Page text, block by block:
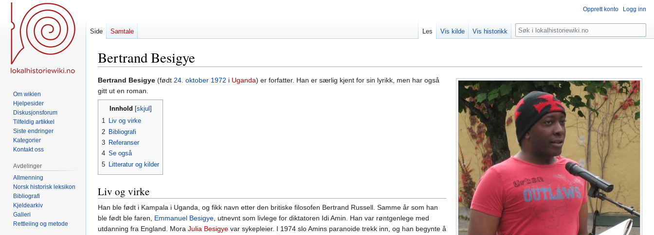
Bertrand Besigye
Hopp
til
navigering
Hopp
til
søk
Bertrand Besigye (født 24. oktober 1972 i Uganda) er forfatter. Han er særlig kjent for sin lyrikk, men har også
gitt ut en roman.
Innhold
1 Liv og virke
2 Bibliografi
3 Referanser
4 Se også
5
Litteratur og kilder
Liv og virke
Han ble født i Kampala i Uganda, og fikk navn etter den britiske filosofen Bertrand Russell. Samme år som han
ble født ble faren, Emmanuel Besigye, utnevnt som livlege for diktatoren Idi Amin. Han var røntgenlege med
utdanning fra England. Mora Julia Besigye var sykepleier. I 1974 slo Amins paranoide trekk inn, og han begynte å
Opprett konto Logg inn
Side Samtale Les Vis kilde Vis historikk Søk
Om wikien
Hjelpesider
Diskusjonsforum
Tilfeldig artikkel
Siste endringer
Kategorier
Kontakt oss
Avdelinger
Allmenning
Norsk historisk leksikon
Bibliografi
Kjeldearkiv
Galleri
Rettleiing og metode